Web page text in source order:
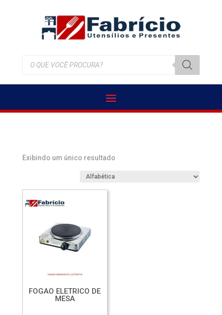
produtos
Exibindo um único resultado
FOGAO ELETRICO DE
MESA